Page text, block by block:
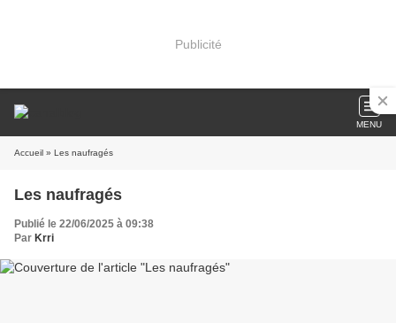
Publicité
MENU
Accueil » Les naufragés
Les naufragés
Publié le 22/06/2025 à 09:38
Par Krri